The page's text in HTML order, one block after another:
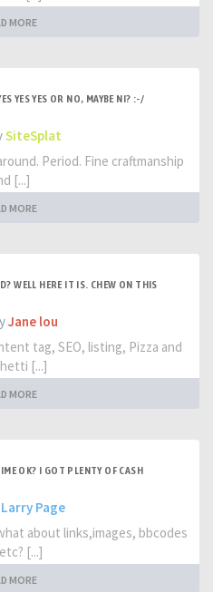
MORE
YES YES OR NO, MAYBE NI? :-/
SiteSplat
Period. Fine craftmanship
[...]
MORE
WELL HERE IT IS. CHEW ON THIS
Jane lou
tag, SEO, listing, Pizza and
[...]
MORE
OK? I GOT PLENTY OF CASH
Larry Page
about links,images, bbcodes
[...]
MORE